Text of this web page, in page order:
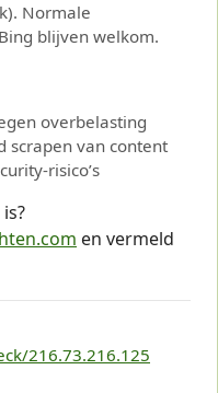
Normale
blijven welkom.
overbelasting
scrapen van content
risico’s
en vermeld
216.73.216.125